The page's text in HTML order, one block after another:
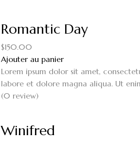
Romantic Day
$150.00
Ajouter au panier
Lorem ipsum dolor sit amet,
labore et dolore magna aliqua. Ut
(0 review)
Winifred